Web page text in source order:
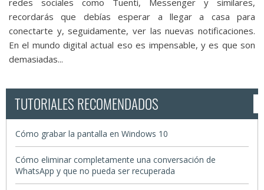
redes sociales como Tuenti, Messenger y similares,
recordarás que debías esperar a llegar a casa para
conectarte y, seguidamente, ver las nuevas notificaciones.
En el mundo digital actual eso es impensable, y es que son
demasiadas...
TUTORIALES RECOMENDADOS
Cómo grabar la pantalla en Windows 10
Cómo eliminar completamente una conversación de
WhatsApp y que no pueda ser recuperada